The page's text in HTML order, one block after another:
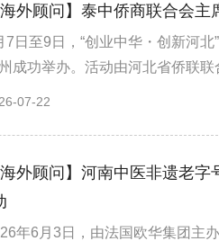
海外顾问】泰中侨商联合会
7日至9日，“创业中华・创新河
成功举办。活动由河北省侨联
07-22
海外顾问】河南中医非遗老
年6月3日，由法国欧华集团主